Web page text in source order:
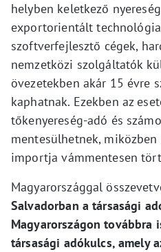
helyben keletkező
exportorientált
szoftverfejlesztő cégek,
nemzetközi szolgáltatók
övezetekben akár 15 évre
kaphatnak. Ezekben az
tőkenyereség-adó és
mentesülhetnek, miközben
importja vámmentesen
Magyarországgal
Salvadorban a társasági
Magyarországon továbbra
társasági adókulcs, amely